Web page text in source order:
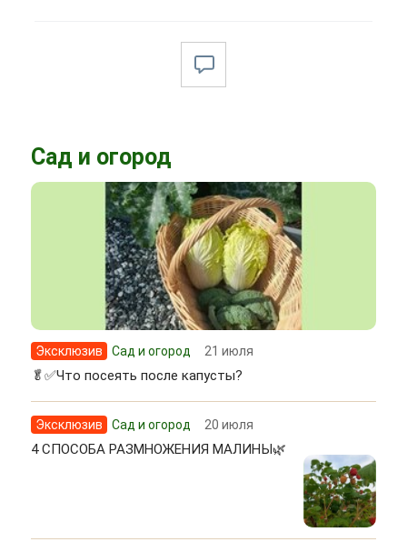
Сад и огород
Эксклюзив Сад и огород 21 июля
🥬✅Что посеять после капусты?
Эксклюзив Сад и огород 20 июля
4 СПОСОБА РАЗМНОЖЕНИЯ МАЛИНЫ🌿